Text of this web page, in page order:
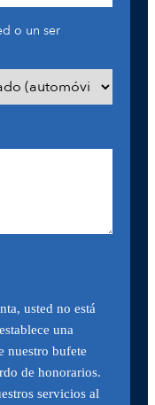
o un ser
usted no está
una
nuestro bufete
de honorarios.
servicios al